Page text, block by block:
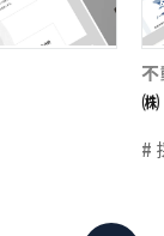
#